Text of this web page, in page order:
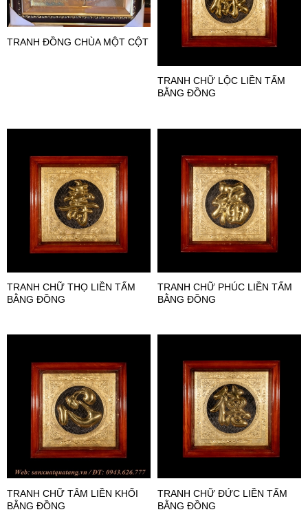
TRANH ĐỒNG CHÙA MỘT CỘT
TRANH CHỮ LỘC LIỀN TẤM
BẰNG ĐỒNG
TRANH CHỮ THỌ LIỀN TẤM
BẰNG ĐỒNG
TRANH CHỮ PHÚC LIỀN TẤM
BẰNG ĐỒNG
TRANH CHỮ TÂM LIỀN KHỐI
BẰNG ĐỒNG
TRANH CHỮ ĐỨC LIỀN TẤM
BẰNG ĐỒNG